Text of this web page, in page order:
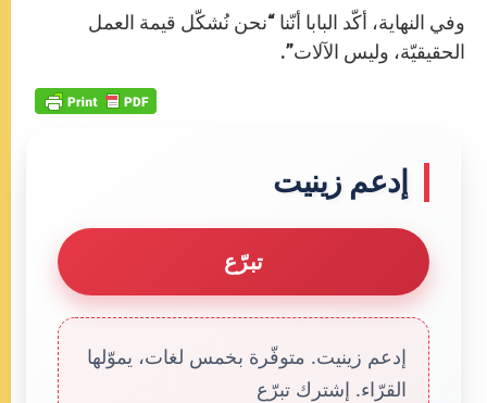
وفي النهاية، أكّد البابا أنّنا “نحن نُشكّل قيمة العمل
الحقيقيّة، وليس الآلات”.
إدعم زينيت
تبرّع
إدعم زينيت. متوفّرة بخمس لغات، يموّلها
القرّاء. إشترك تبرّع